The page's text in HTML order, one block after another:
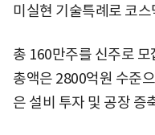
미실현 기술특례로 코
총 160만주를 신주로
총액은 2800억원 수준
은 설비 투자 및 공장 증